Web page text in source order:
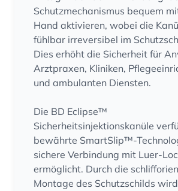
Schutzmechanismus bequem
Hand aktivieren, wobei die
fühlbar irreversibel im
Dies erhöht die Sicherheit für
Arztpraxen, Kliniken,
und ambulanten Diensten.
Die BD Eclipse™
Sicherheitsinjektionskanüle
bewährte SmartSlip™-
sichere Verbindung mit Luer-
ermöglicht. Durch die
Montage des Schutzschilds